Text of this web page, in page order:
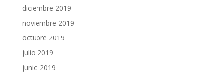
diciembre 2019
noviembre 2019
octubre 2019
julio 2019
junio 2019